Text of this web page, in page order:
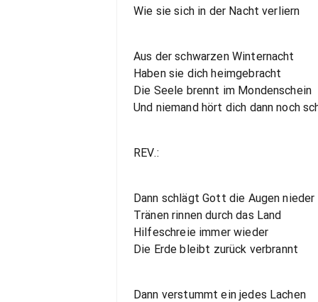
Wie sie sich in der Nacht verliern
Aus der schwarzen Winternacht
Haben sie dich heimgebracht
Die Seele brennt im Mondenschein
Und niemand hört dich dann noch
REV.:
Dann schlägt Gott die Augen nieder
Tränen rinnen durch das Land
Hilfeschreie immer wieder
Die Erde bleibt zurück verbrannt
Dann verstummt ein jedes Lachen